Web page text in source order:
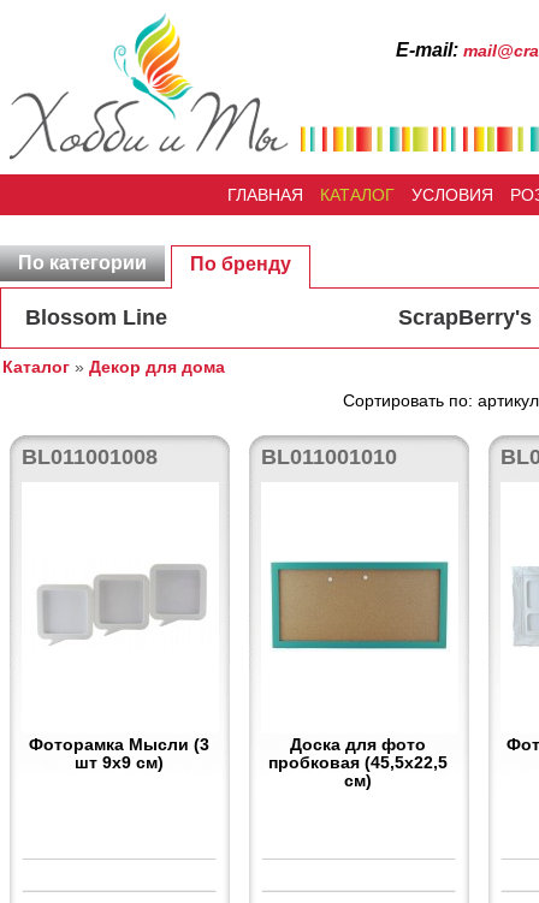
Е-mail:
ГЛАВНАЯ КАТАЛОГ УСЛОВИЯ
По категории По бренду
Blossom Line ScrapBerry's
Каталог » Декор для дома
Сортировать по:
BL011001008
Фоторамка Мысли (3
шт 9х9 см)
BL011001010
Доска для фото
пробковая (45,5х22,5
см)